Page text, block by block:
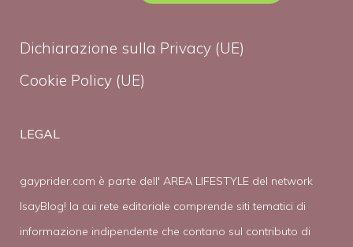
Dichiarazione sulla Privacy (UE)
Cookie Policy (UE)
LEGAL
gayprider.com è parte dell' AREA LIFESTYLE del network
IsayBlog! la cui rete editoriale comprende siti tematici di
informazione indipendente che contano sul contributo di